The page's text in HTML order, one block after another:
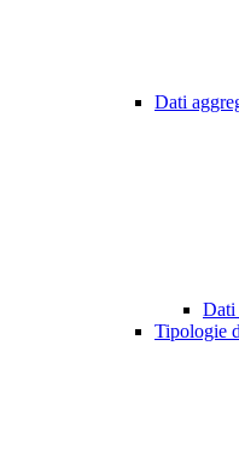
Dati
Dati
Tipologie